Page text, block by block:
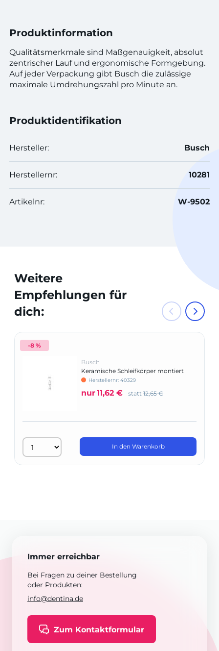
Produktinformation
Qualitätsmerkmale sind Maßgenauigkeit, absolut
zentrischer Lauf und ergonomische Formgebung.
Auf jeder Verpackung gibt Busch die zulässige
maximale Umdrehungszahl pro Minute an.
Produktidentifikation
Hersteller: Busch
Herstellernr: 10281
Artikelnr: W-9502
Weitere
Empfehlungen für
dich:
-8 %
Busch
Keramische Schleifkörper montiert
Herstellernr: 40329
nur11,62 € statt 12,65 €
In den Warenkorb
Immer erreichbar
Bei Fragen zu deiner Bestellung
oder Produkten:
info@dentina.de
Zum Kontaktformular